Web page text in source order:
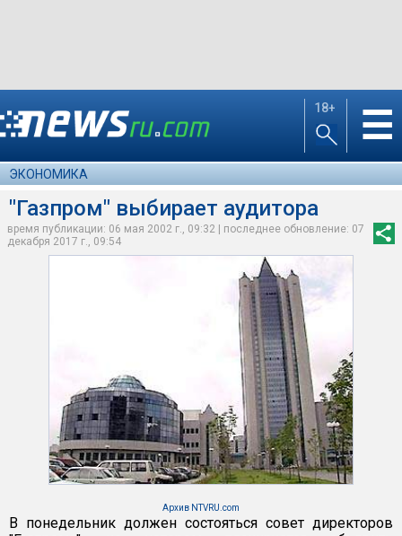
18+ ☰
ЭКОНОМИКА
"Газпром" выбирает аудитора
время публикации: 06 мая 2002 г., 09:32 | последнее обновление: 07
декабря 2017 г., 09:54
Архив NTVRU.com
В понедельник должен состояться совет директоров